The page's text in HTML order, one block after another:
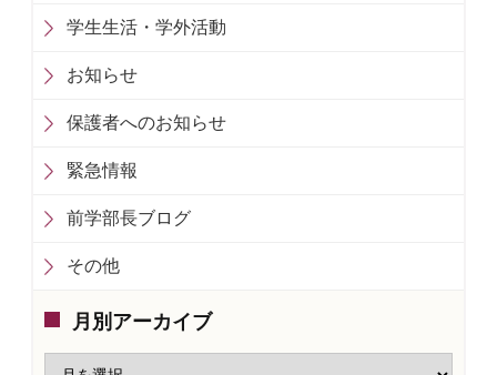
学生生活・学外活動
お知らせ
保護者へのお知らせ
緊急情報
前学部長ブログ
その他
月別アーカイブ